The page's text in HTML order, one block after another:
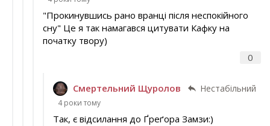
0
"Прокинувшись рано вранці після неспокійного
сну" Це я так намагався цитувати Кафку на
початку твору)
Смертельний Щуролов Нестабільний
4 роки тому
Так, є відсилання до Ґреґора Замзи:)